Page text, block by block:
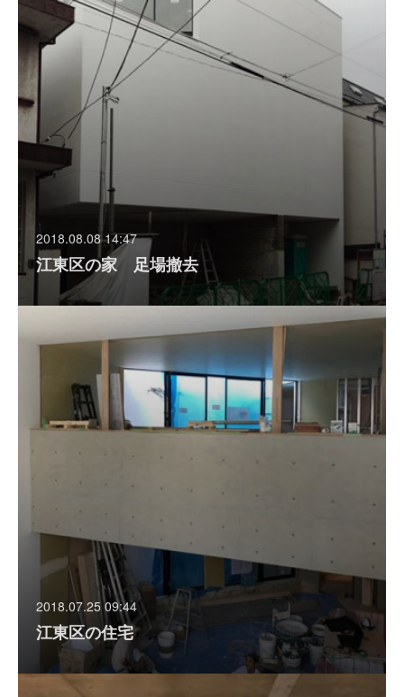
2018.08.08 14:47
江東区の家 足場撤去
2018.07.25 09:44
江東区の住宅